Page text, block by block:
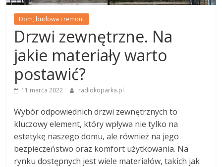
Dom, budowa i remont
Drzwi zewnętrzne. Na
jakie materiały warto
postawić?
11 marca 2022 radiokoparka.pl
Wybór odpowiednich drzwi zewnętrznych to
kluczowy element, który wpływa nie tylko na
estetykę naszego domu, ale również na jego
bezpieczeństwo oraz komfort użytkowania. Na
rynku dostępnych jest wiele materiałów, takich jak